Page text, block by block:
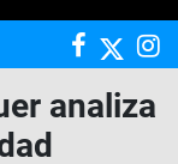
analiza